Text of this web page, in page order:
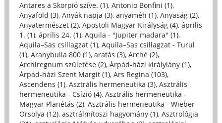
Antares a Skorpió szíve. (1), Antonio Bonfini (1),
Anyaföld (3), Anyák napja (3), anyaméh (1), Anyaság (2),
Anyatermészet (2), Apostoli Magyar Királyság (4), április
1. (1), április 24. (1), Aquila - "Jupiter madara" (1),
Aquila–Sas csillagzat (1), Aquila–Sas csillagzat - Turul
(1), Aranybulla 800 (1), aratás (3), Arché (2),
Archiregnum születése (2), Árpád-házi királylány (1),
Árpád-házi Szent Margit (1), Ars Regina (103),
Ascendens (1), Asztrális hermeneutika (3), Asztrális
hermeneutika - Csízió (4), Asztrális hermeneutika -
Magyar Planétás (2), Asztrális hermeneutika - Wieber
Orsolya (12), asztrálmítoszi hagyomány (1), Asztrológia